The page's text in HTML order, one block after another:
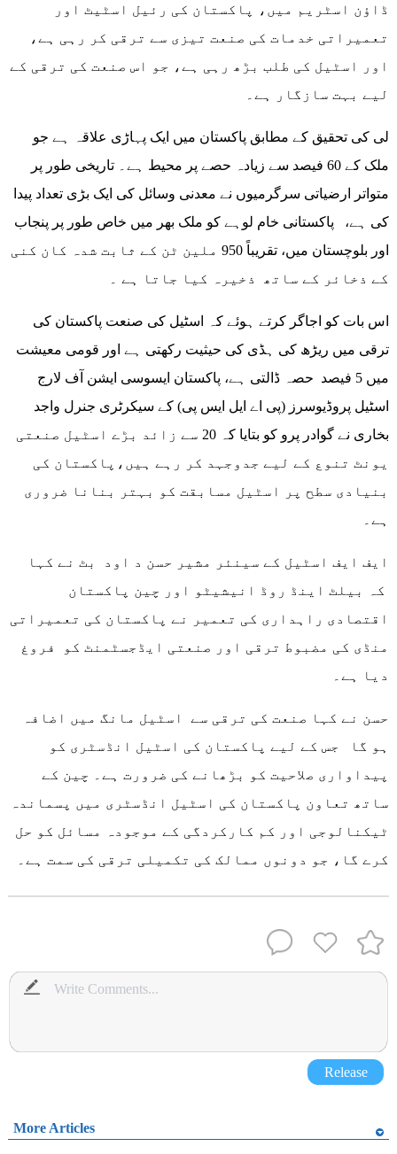
ڈاؤن اسٹریم میں، پاکستان کی رئیل اسٹیٹ اور
تعمیراتی خدمات کی صنعت تیزی سے ترقی کر رہی ہے،
اور اسٹیل کی طلب بڑھ رہی ہے، جو اس صنعت کی ترقی کے
لیے بہت سازگار ہے۔
لی کی تحقیق کے مطابق پاکستان میں ایک پہاڑی علاقہ ہے جو
ملک کے 60 فیصد سے زیادہ حصے پر محیط ہے۔ تاریخی طور پر
متواتر ارضیاتی سرگرمیوں نے معدنی وسائل کی ایک بڑی تعداد پیدا
کی ہے، پاکستانی خام لوہے کو ملک بھر میں خاص طور پر پنجاب
اور بلوچستان میں، تقریباً 950 ملین ٹن کے ثابت شدہ کان کنی
کے ذخائر کے ساتھ ذخیرہ کیا جاتا ہے ۔
اس بات کو اجاگر کرتے ہوئے کہ اسٹیل کی صنعت پاکستان کی
ترقی میں ریڑھ کی ہڈی کی حیثیت رکھتی ہے اور قومی معیشت
میں 5 فیصد حصہ ڈالتی ہے، پاکستان ایسوسی ایشن آف لارج
اسٹیل پروڈیوسرز (پی اے ایل ایس پی) کے سیکرٹری جنرل واجد
بخاری نے گوادر پرو کو بتایا کہ 20 سے زائد بڑے اسٹیل صنعتی
یونٹ تنوع کے لیے جدوجہد کر رہے ہیں،پاکستان کی
بنیادی سطح پر اسٹیل مسابقت کو بہتر بنانا ضروری
ہے۔
ایف ایف اسٹیل کے سینئر مشیر حسن د اود بٹ نے کہا
کہ بیلٹ اینڈ روڈ انیشیٹو اور چین پاکستان
اقتصادی راہداری کی تعمیر نے پاکستان کی تعمیراتی
منڈی کی مضبوط ترقی اور صنعتی ایڈجسٹمنٹ کو فروغ
دیا ہے۔
ہو گا جس کے لیے پاکستان کی اسٹیل انڈسٹری کو
پیداواری صلاحیت کو بڑھانے کی ضرورت ہے۔ چین کے
ساتھ تعاون پاکستان کی اسٹیل انڈسٹری میں پسماندہ
ٹیکنالوجی اور کم کارکردگی کے موجودہ مسائل کو حل
کرے گا، جو دونوں ممالک کی تکمیلی ترقی کی سمت ہے۔
Release
More Articles